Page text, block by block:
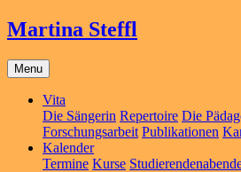
Martina Steffl
Menu
Vita
Die Sängerin Repertoire Die
Forschungsarbeit Publikationen
Kalender
Termine Kurse